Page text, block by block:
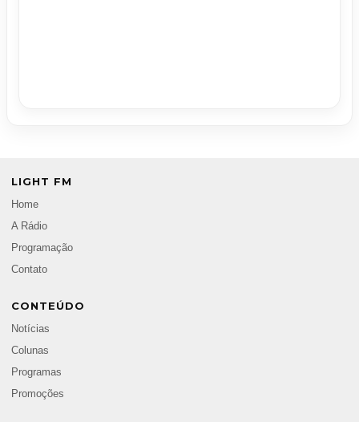
LIGHT FM
Home
A Rádio
Programação
Contato
CONTEÚDO
Notícias
Colunas
Programas
Promoções